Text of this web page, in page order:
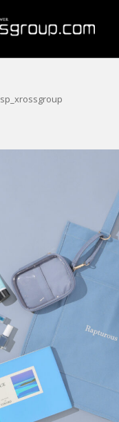
sp_xrossgroup